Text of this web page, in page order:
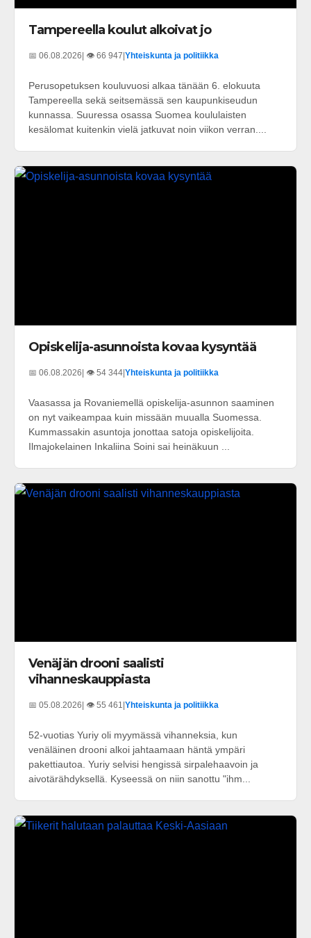
Tampereella koulut alkoivat jo
📅 06.08.2026 | 👁️ 66 947 Yhteiskunta ja politiikka
Perusopetuksen kouluvuosi alkaa tänään 6. elokuuta
Tampereella sekä seitsemässä sen kaupunkiseudun
kunnassa. Suuressa osassa Suomea koululaisten
kesälomat kuitenkin vielä jatkuvat noin viikon verran....
Opiskelija-asunnoista kovaa kysyntää
📅 06.08.2026| 👁️ 54 344|Yhteiskunta ja politiikka
Vaasassa ja Rovaniemellä opiskelija-asunnon saaminen
on nyt vaikeampaa kuin missään muualla Suomessa.
Kummassakin asuntoja jonottaa satoja opiskelijoita.
Ilmajokelainen Inkaliina Soini sai heinäkuun ...
Venäjän drooni saalisti
vihanneskauppiasta
📅 05.08.2026 | 👁️ 55 461 Yhteiskunta ja politiikka
52-vuotias Yuriy oli myymässä vihanneksia, kun
venäläinen drooni alkoi jahtaamaan häntä ympäri
pakettiautoa. Yuriy selvisi hengissä sirpalehaavoin ja
aivotärähdyksellä. Kyseessä on niin sanottu "ihm...